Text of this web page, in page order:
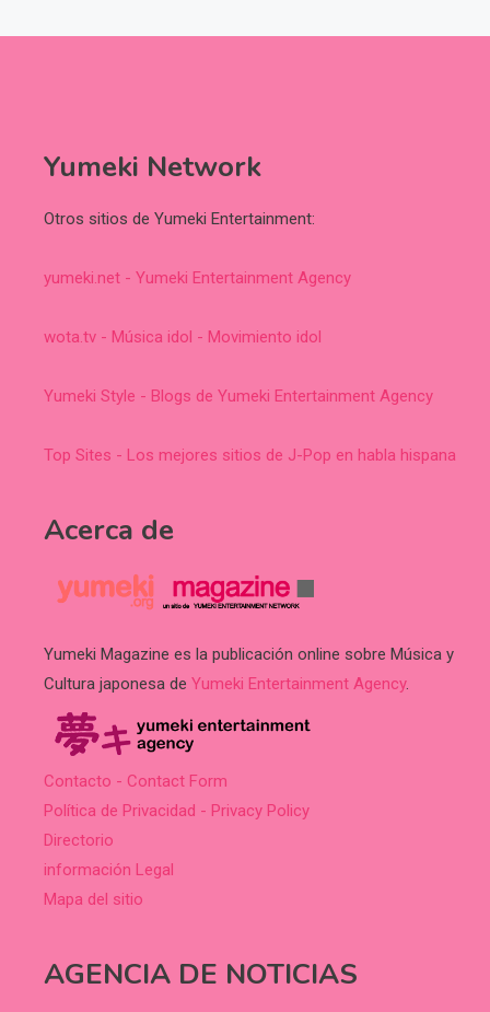
Yumeki Network
Otros sitios de Yumeki Entertainment:
yumeki.net - Yumeki Entertainment Agency
wota.tv - Música idol - Movimiento idol
Yumeki Style - Blogs de Yumeki Entertainment Agency
Top Sites - Los mejores sitios de J-Pop en habla hispana
Acerca de
Yumeki Magazine es la publicación online sobre Música y
Cultura japonesa de Yumeki Entertainment Agency.
Contacto - Contact Form
Política de Privacidad - Privacy Policy
Directorio
información Legal
Mapa del sitio
AGENCIA DE NOTICIAS